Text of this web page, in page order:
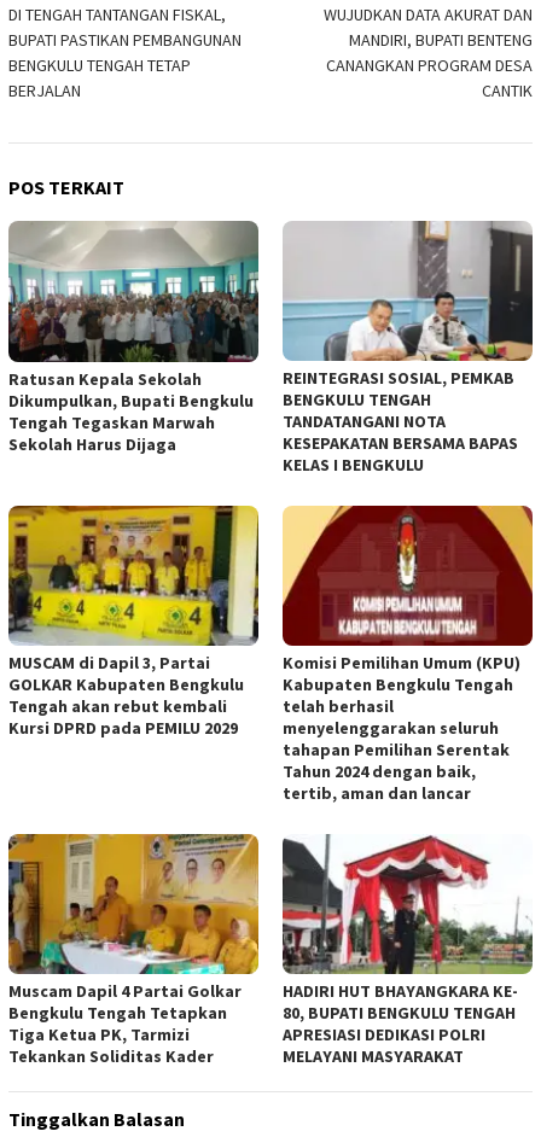
pos
DI TENGAH TANTANGAN FISKAL,
BUPATI PASTIKAN PEMBANGUNAN
BENGKULU TENGAH TETAP
BERJALAN
WUJUDKAN DATA AKURAT DAN
MANDIRI, BUPATI BENTENG
CANANGKAN PROGRAM DESA
CANTIK
POS TERKAIT
Ratusan Kepala Sekolah
Dikumpulkan, Bupati Bengkulu
Tengah Tegaskan Marwah
Sekolah Harus Dijaga
REINTEGRASI SOSIAL, PEMKAB
BENGKULU TENGAH
TANDATANGANI NOTA
KESEPAKATAN BERSAMA BAPAS
KELAS I BENGKULU
MUSCAM di Dapil 3, Partai
GOLKAR Kabupaten Bengkulu
Tengah akan rebut kembali
Kursi DPRD pada PEMILU 2029
Komisi Pemilihan Umum (KPU)
Kabupaten Bengkulu Tengah
telah berhasil
menyelenggarakan seluruh
tahapan Pemilihan Serentak
Tahun 2024 dengan baik,
tertib, aman dan lancar
Muscam Dapil 4 Partai Golkar
Bengkulu Tengah Tetapkan
Tiga Ketua PK, Tarmizi
Tekankan Soliditas Kader
HADIRI HUT BHAYANGKARA KE-
80, BUPATI BENGKULU TENGAH
APRESIASI DEDIKASI POLRI
MELAYANI MASYARAKAT
Tinggalkan Balasan